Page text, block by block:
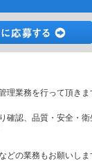
理業務を行って頂きま
確認、品質・安全・衛
どの業務もお願いしま